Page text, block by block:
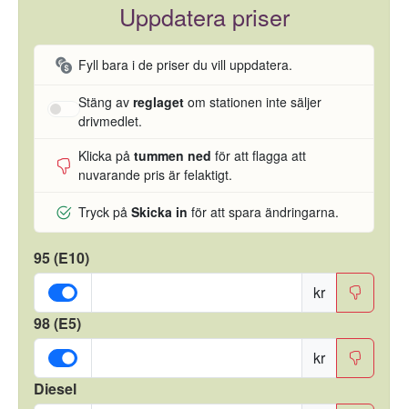
Uppdatera priser
Fyll bara i de priser du vill uppdatera.
Stäng av reglaget om stationen inte säljer
drivmedlet.
Klicka på tummen ned för att flagga att
nuvarande pris är felaktigt.
Tryck på Skicka in för att spara ändringarna.
95 (E10)
kr
98 (E5)
kr
Diesel